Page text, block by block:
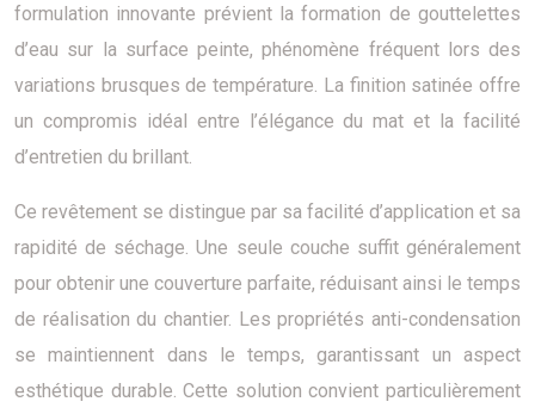
formulation innovante prévient la formation de gouttelettes
d’eau sur la surface peinte, phénomène fréquent lors des
variations brusques de température. La finition satinée offre
un compromis idéal entre l’élégance du mat et la facilité
d’entretien du brillant.
Ce revêtement se distingue par sa facilité d’application et sa
rapidité de séchage. Une seule couche suffit généralement
pour obtenir une couverture parfaite, réduisant ainsi le temps
de réalisation du chantier. Les propriétés anti-condensation
se maintiennent dans le temps, garantissant un aspect
esthétique durable. Cette solution convient particulièrement